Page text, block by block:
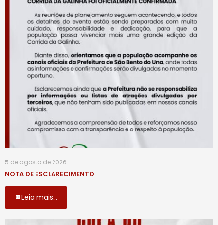
5 de agosto de 2026
NOTA DE ESCLARECIMENTO
Leia mais...